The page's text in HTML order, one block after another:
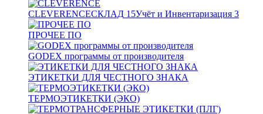
CLEVERENCEСКЛАД 15Учёт и Инвентаризация 3
ПРОЧЕЕ ПО
GODEX программы от производителя
ЭТИКЕТКИ ДЛЯ ЧЕСТНОГО ЗНАКА
ТЕРМОЭТИКЕТКИ (ЭКО)